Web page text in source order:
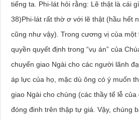
tiếng ta. Phi-lát hỏi rằng: Lẽ thật là cái
38)Phi-lát rất thờ ơ với lẽ thật (hầu hết
cũng như vậy). Trong cương vị của một
quyền quyết định trong “vụ án” của
chuyển giao Ngài cho các người lãnh
áp lực của họ, mặc dù ông có ý muốn
giao Ngài cho chúng (các thầy tế lễ
đóng đinh trên thập tự giá. Vậy, chúng